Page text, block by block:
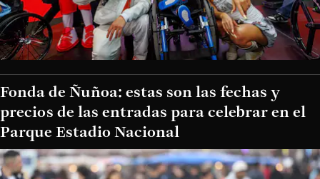
Fonda de Ñuñoa: estas son las fechas y
precios de las entradas para celebrar en el
Parque Estadio Nacional